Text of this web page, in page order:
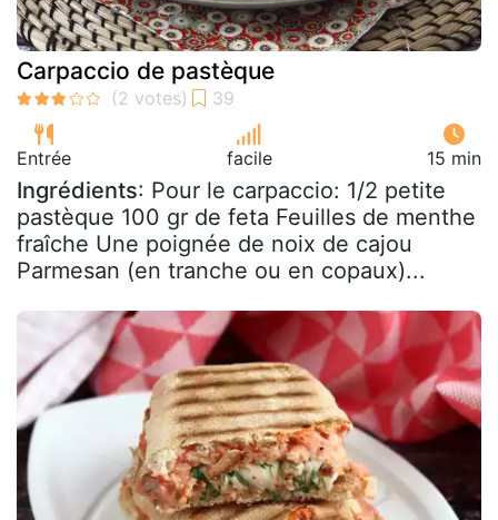
Carpaccio de pastèque
Entrée facile 15 min
Ingrédients: Pour le carpaccio: 1/2 petite
pastèque 100 gr de feta Feuilles de menthe
fraîche Une poignée de noix de cajou
Parmesan (en tranche ou en copaux)...